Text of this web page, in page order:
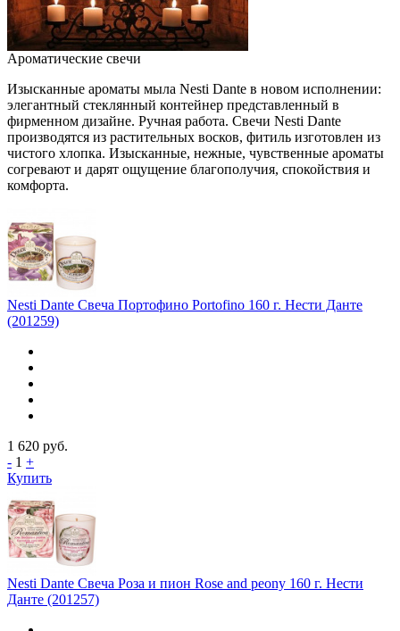
Ароматические свечи
Изысканные ароматы мыла Nesti Dante в новом исполнении:
элегантный стеклянный контейнер представленный в
фирменном дизайне. Ручная работа. Свечи Nesti Dante
производятся из растительных восков, фитиль изготовлен из
чистого хлопка. Изысканные, нежные, чувственные ароматы
согревают и дарят ощущение благополучия, спокойствия и
комфорта.
Nesti Dante Свеча Портофино Portofino 160 г. Нести Данте
(201259)
1 620 руб.
- 1 +
Купить
Nesti Dante Свеча Роза и пион Rose and peony 160 г. Нести
Данте (201257)